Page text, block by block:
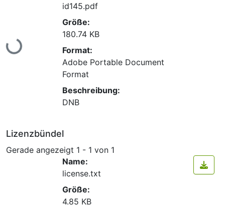
Lade...
id145.pdf
Größe:
180.74 KB
Format:
Adobe Portable Document
Format
Beschreibung:
DNB
Lizenzbündel
Gerade angezeigt 1 - 1 von 1
Name:
license.txt
Größe:
4.85 KB